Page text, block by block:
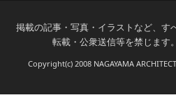
掲載の記事・写真・イラストなど、す
転載・公衆送信等を禁じます。
Copyright(c) 2008 NAGAYAMA